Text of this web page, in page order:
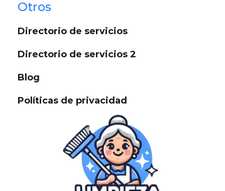
Otros
Directorio de servicios
Directorio de servicios 2
Blog
Políticas de privacidad